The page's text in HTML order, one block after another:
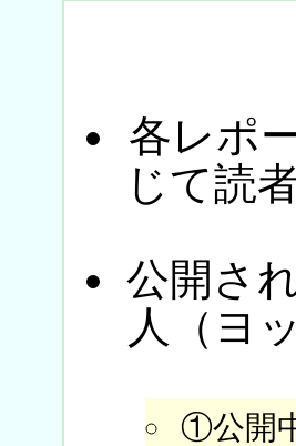
各レポ
じて読
公開さ
人（ヨ
①公開